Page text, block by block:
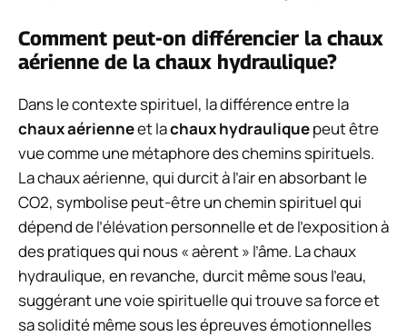
Comment peut-on différencier la chaux
aérienne de la chaux hydraulique?
Dans le contexte spirituel, la différence entre la
chaux aérienneet lachaux hydrauliquepeut être
vue comme une métaphore des chemins spirituels.
La chaux aérienne, qui durcit à l’air en absorbant le
CO2, symbolise peut-être un chemin spirituel qui
dépend de l’élévation personnelle et de l’exposition à
des pratiques qui nous « aèrent » l’âme. La chaux
hydraulique, en revanche, durcit même sous l’eau,
suggérant une voie spirituelle qui trouve sa force et
sa solidité même sous les épreuves émotionnelles